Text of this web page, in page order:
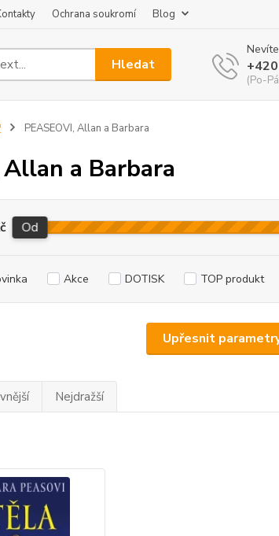
Ochrana soukromí Blog
Hledat
(Po-
PEASEOVI, Allan a Barbara
Allan a Barbara
Upřesnit
Od
Akce DOTISK TOP produkt
Nejdražší